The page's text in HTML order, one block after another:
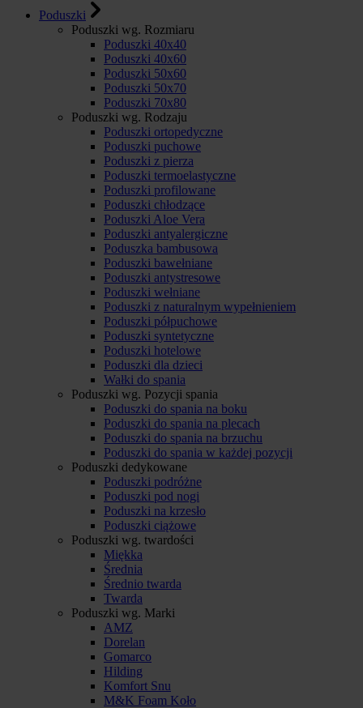
Poduszki
Poduszki wg. Rozmiaru
Poduszki 40x40
Poduszki 40x60
Poduszki 50x60
Poduszki 50x70
Poduszki 70x80
Poduszki wg. Rodzaju
Poduszki ortopedyczne
Poduszki puchowe
Poduszki z pierza
Poduszki termoelastyczne
Poduszki profilowane
Poduszki chłodzące
Poduszki Aloe Vera
Poduszki antyalergiczne
Poduszka bambusowa
Poduszki bawełniane
Poduszki antystresowe
Poduszki wełniane
Poduszki z naturalnym wypełnieniem
Poduszki półpuchowe
Poduszki syntetyczne
Poduszki hotelowe
Poduszki dla dzieci
Wałki do spania
Poduszki wg. Pozycji spania
Poduszki do spania na boku
Poduszki do spania na plecach
Poduszki do spania na brzuchu
Poduszki do spania w każdej pozycji
Poduszki dedykowane
Poduszki podróżne
Poduszki pod nogi
Poduszki na krzesło
Poduszki ciążowe
Poduszki wg. twardości
Miękka
Średnia
Średnio twarda
Twarda
Poduszki wg. Marki
AMZ
Dorelan
Gomarco
Hilding
Komfort Snu
M&K Foam Koło